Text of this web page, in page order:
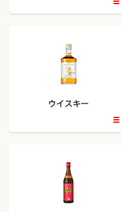
く
ウイスキー
く